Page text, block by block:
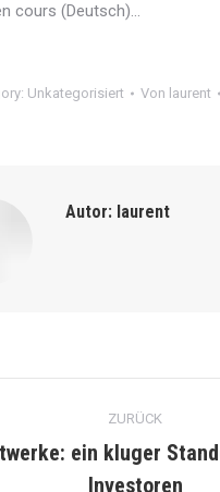
cours (Deutsch)…
Unkategorisiert Von laurent
Autor: laurent
ZURÜCK
Vorheriger
ein kluger
Investoren